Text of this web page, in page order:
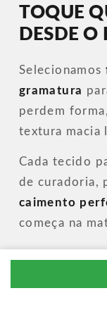
TOQUE
DESDE
Selecionamos
gramatura
perdem
textura macia
Cada tecido
de curadoria,
caimento
começa na